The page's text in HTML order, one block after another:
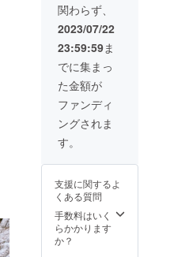
関わらず、
2023/07/22
23:59:59ま
でに集まっ
た金額が
ファンディ
ングされま
す。
支援に関するよ
くある質問
手数料はいく
らかかります
か？